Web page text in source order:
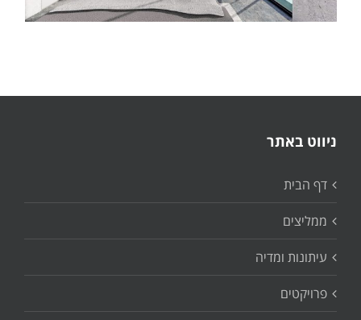
ניווט באתר
דף הבית
ממליצים
עיתונות ומדיה
פרויקטים